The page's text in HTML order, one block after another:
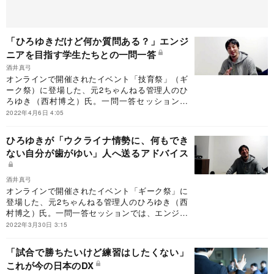
「ひろゆきだけど何か質問ある？」エンジ
ニアを目指す学生たちとの一問一答
酒井真弓
オンラインで開催されたイベント「技育祭」（ギ
ーク祭）に登場した、元2ちゃんねる管理人のひ
ろゆき（西村博之）氏。一問一答セッションで
は、エンジニアを目指す学生たちからたくさんの
は……？
2022年4月6日 4:05
ひろゆきが「ウクライナ情勢に、何もでき
ない自分が歯がゆい」人へ送るアドバイス
酒井真弓
オンラインで開催されたイベント「ギーク祭」に
登場した、元2ちゃんねる管理人のひろゆき（西
村博之）氏。一問一答セッションでは、エンジニ
アを目指す学生たちからたくさんの質問を受けて
2022年3月30日 3:15
「試合で勝ちたいけど練習はしたくない」
これが今の日本のDX